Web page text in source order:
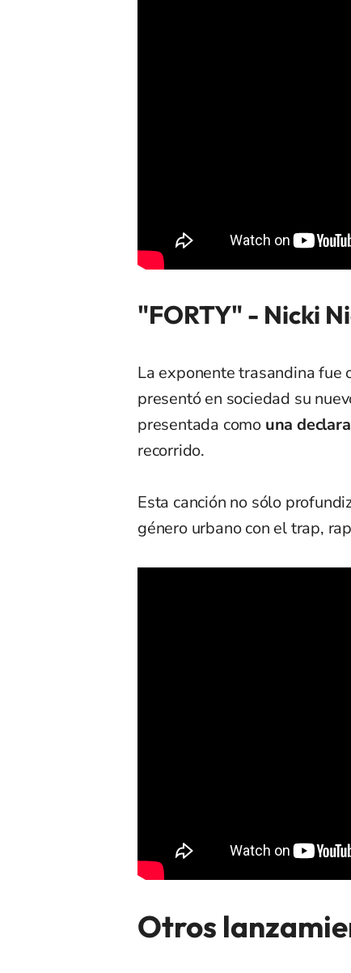
"FORTY" - Nicki
La exponente trasandina fue
presentó en sociedad su
presentada como una
recorrido.
Esta canción no sólo
género urbano con el trap,
Otros